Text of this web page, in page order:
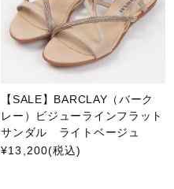
【SALE】BARCLAY（バーク
レー）ビジューラインフラット
サンダル ライトベージュ
¥13,200(税込)